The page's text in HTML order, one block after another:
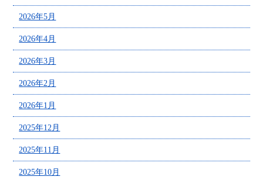
2026年5月
2026年4月
2026年3月
2026年2月
2026年1月
2025年12月
2025年11月
2025年10月